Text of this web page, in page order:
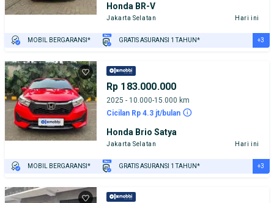
Honda BR-V
Jakarta Selatan Hari ini
MOBIL BERGARANSI* GRATIS ASURANSI 1 TAHUN*
PENJUAL TERVERIFIKASI
+3
Rp 183.000.000
2025 - 10.000-15.000 km
Cicilan Rp 4.3 jt/bulan
Honda Brio Satya
Jakarta Selatan Hari ini
MOBIL BERGARANSI* GRATIS ASURANSI 1 TAHUN*
PENJUAL TERVERIFIKASI
+3